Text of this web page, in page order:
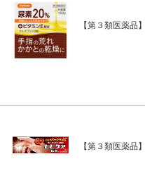
【第３類医薬
【第３類医薬